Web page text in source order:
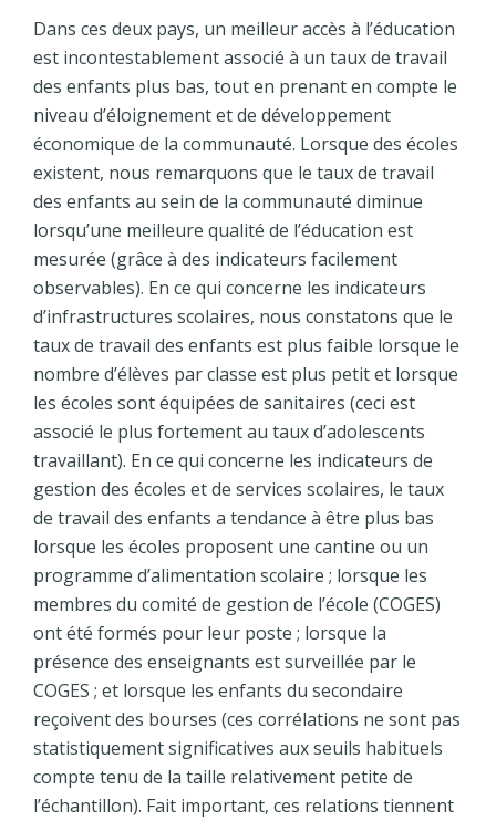
Dans ces deux pays, un meilleur accès à l’éducation
est incontestablement associé à un taux de travail
des enfants plus bas, tout en prenant en compte le
niveau d’éloignement et de développement
économique de la communauté. Lorsque des écoles
existent, nous remarquons que le taux de travail
des enfants au sein de la communauté diminue
lorsqu’une meilleure qualité de l’éducation est
mesurée (grâce à des indicateurs facilement
observables). En ce qui concerne les indicateurs
d’infrastructures scolaires, nous constatons que le
taux de travail des enfants est plus faible lorsque le
nombre d’élèves par classe est plus petit et lorsque
les écoles sont équipées de sanitaires (ceci est
associé le plus fortement au taux d’adolescents
travaillant). En ce qui concerne les indicateurs de
gestion des écoles et de services scolaires, le taux
de travail des enfants a tendance à être plus bas
lorsque les écoles proposent une cantine ou un
programme d’alimentation scolaire ; lorsque les
membres du comité de gestion de l’école (COGES)
ont été formés pour leur poste ; lorsque la
présence des enseignants est surveillée par le
COGES ; et lorsque les enfants du secondaire
reçoivent des bourses (ces corrélations ne sont pas
statistiquement significatives aux seuils habituels
compte tenu de la taille relativement petite de
l’échantillon). Fait important, ces relations tiennent